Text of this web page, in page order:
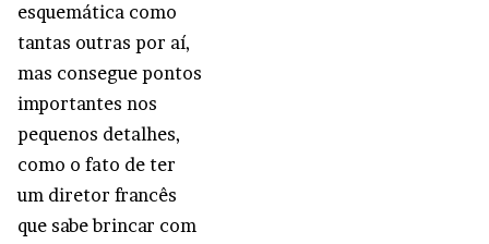
esquemática como
tantas outras por aí,
mas consegue pontos
importantes nos
pequenos detalhes,
como o fato de ter
um diretor francês
que sabe brincar com